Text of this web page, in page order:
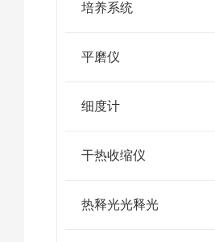
培养系统
平磨仪
细度计
干热收缩仪
热释光光释光